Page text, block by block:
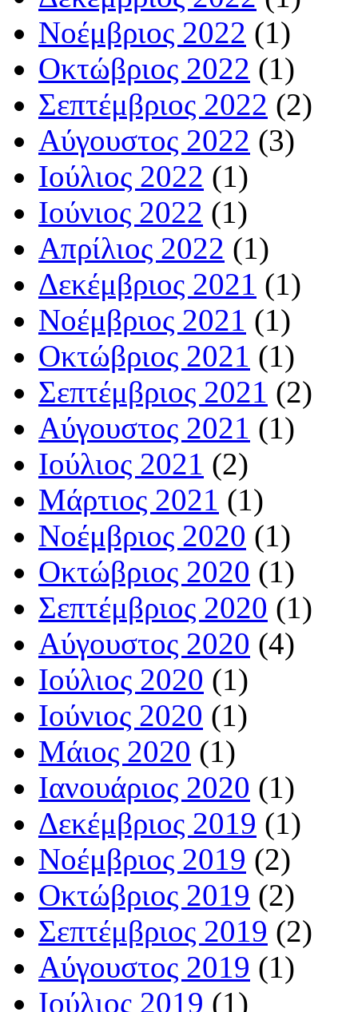
Νοέμβριος 2022 (1)
Οκτώβριος 2022 (1)
Σεπτέμβριος 2022 (2)
Αύγουστος 2022 (3)
Ιούλιος 2022 (1)
Ιούνιος 2022 (1)
Απρίλιος 2022 (1)
Δεκέμβριος 2021 (1)
Νοέμβριος 2021 (1)
Οκτώβριος 2021 (1)
Σεπτέμβριος 2021 (2)
Αύγουστος 2021 (1)
Ιούλιος 2021 (2)
Μάρτιος 2021 (1)
Νοέμβριος 2020 (1)
Οκτώβριος 2020 (1)
Σεπτέμβριος 2020 (1)
Αύγουστος 2020 (4)
Ιούλιος 2020 (1)
Ιούνιος 2020 (1)
Μάιος 2020 (1)
Ιανουάριος 2020 (1)
Δεκέμβριος 2019 (1)
Νοέμβριος 2019 (2)
Οκτώβριος 2019 (2)
Σεπτέμβριος 2019 (2)
Αύγουστος 2019 (1)
Ιούλιος 2019 (1)